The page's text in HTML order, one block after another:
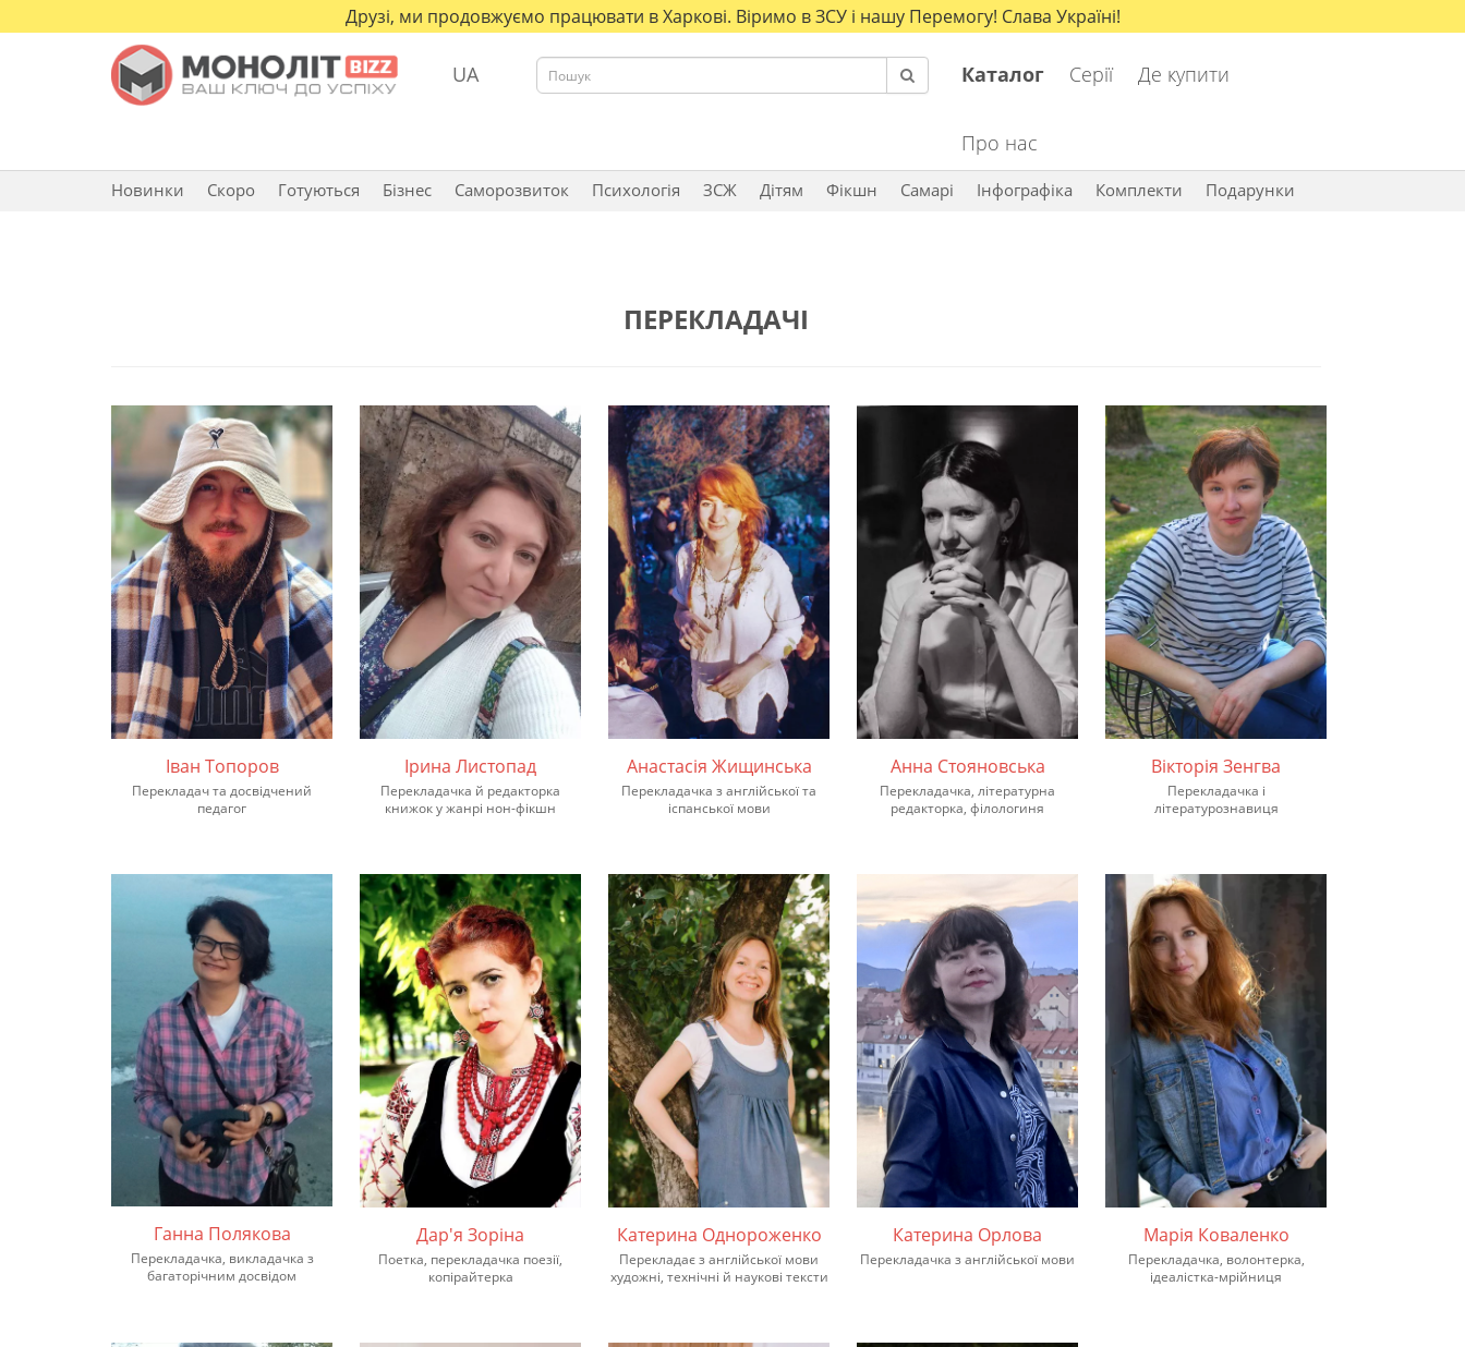
Друзі, ми продовжуємо працювати в Харкові. Віримо в ЗСУ і нашу Перемогу! Слава Україні!
UA Каталог Серії Де купити
Про нас
Новинки Скоро Готуються Бізнес Саморозвиток Психологія ЗCЖ Дітям Фікшн Самарі Інфографіка Комплекти Подарунки
ПЕРЕКЛАДАЧІ
Іван Топоров
Перекладач та досвідчений
педагог
Ірина Листопад
Перекладачка й редакторка
книжок у жанрі нон-фікшн
Анастасія Жищинська
Перекладачка з англійської та
іспанської мови
Анна Стояновська
Перекладачка, літературна
редакторка, філологиня
Вікторія Зенгва
Перекладачка і
літературознавиця
Ганна Полякова
Перекладачка, викладачка з
багаторічним досвідом
Дар'я Зоріна
Поетка, перекладачка поезії,
копірайтерка
Катерина Однороженко
Перекладає з англійської мови
художні, технічні й наукові тексти
Катерина Орлова
Перекладачка з англійської мови
Марія Коваленко
Перекладачка, волонтерка,
ідеалістка-мрійниця